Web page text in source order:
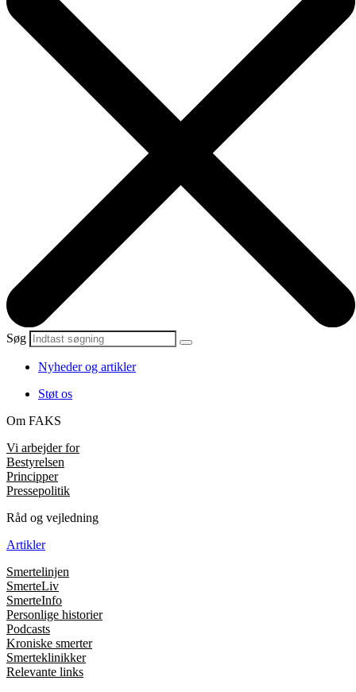
Søg
Nyheder og artikler
Støt os
Om FAKS
Vi arbejder for
Bestyrelsen
Principper
Pressepolitik
Råd og vejledning
Artikler
Smertelinjen
SmerteLiv
SmerteInfo
Personlige historier
Podcasts
Kroniske smerter
Smerteklinikker
Relevante links